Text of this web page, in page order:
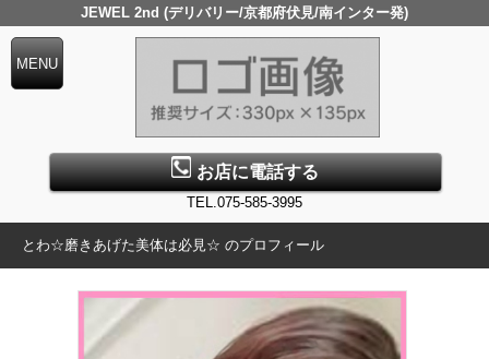
JEWEL 2nd (デリバリー/京都府伏見/南インター発)
お店に電話する
TEL.075-585-3995
とわ☆磨きあげた美体は必見☆ のプロフィール